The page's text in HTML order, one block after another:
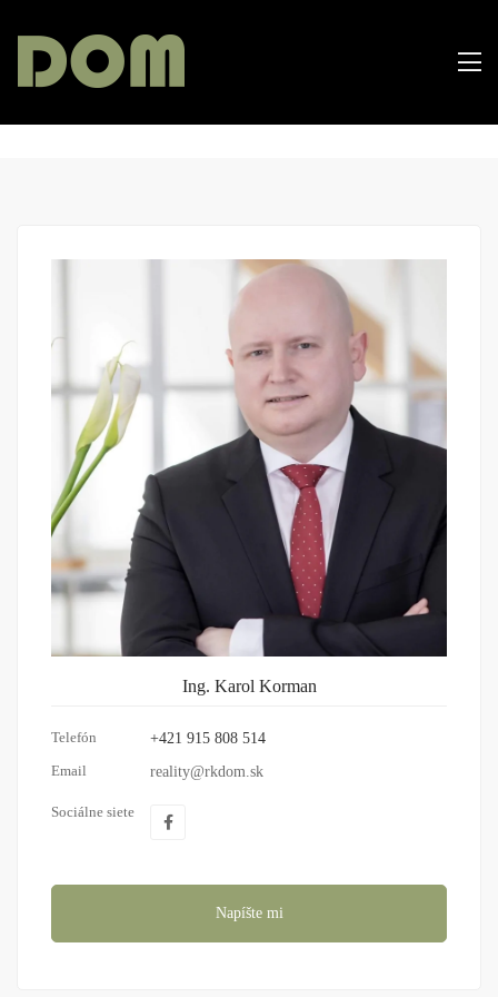
Ing. Karol Korman
Telefón
+421 915 808 514
Email
reality@rkdom.sk
Sociálne siete
Napíšte mi